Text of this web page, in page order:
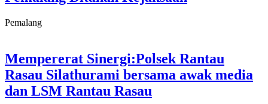
Pemalang
Mempererat Sinergi:Polsek Rantau
Rasau Silathurami bersama awak media
dan LSM Rantau Rasau